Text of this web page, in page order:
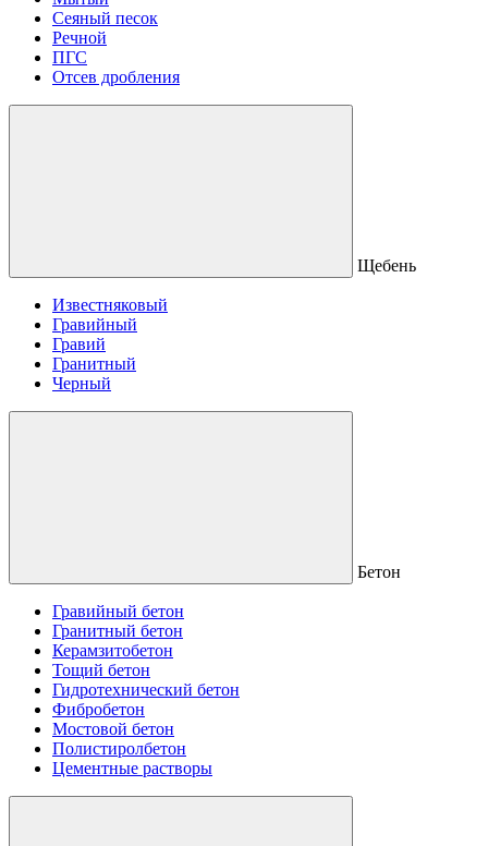
Сеяный песок
Речной
ПГС
Отсев дробления
Щебень
Известняковый
Гравийный
Гравий
Гранитный
Черный
Бетон
Гравийный бетон
Гранитный бетон
Керамзитобетон
Тощий бетон
Гидротехнический бетон
Фибробетон
Мостовой бетон
Полистиролбетон
Цементные растворы